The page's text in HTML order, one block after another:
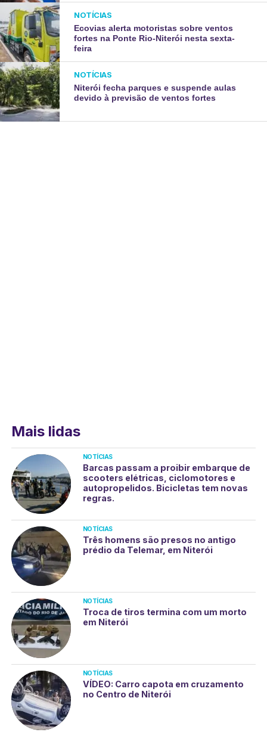
NOTÍCIAS
Ecovias alerta motoristas sobre ventos
fortes na Ponte Rio-Niterói nesta sexta-
feira
NOTÍCIAS
Niterói fecha parques e suspende aulas
devido à previsão de ventos fortes
Mais lidas
NOTÍCIAS
Barcas passam a proibir embarque de
scooters elétricas, ciclomotores e
autopropelidos. Bicicletas tem novas
regras.
NOTÍCIAS
Três homens são presos no antigo
prédio da Telemar, em Niterói
NOTÍCIAS
Troca de tiros termina com um morto
em Niterói
NOTÍCIAS
VÍDEO: Carro capota em cruzamento
no Centro de Niterói